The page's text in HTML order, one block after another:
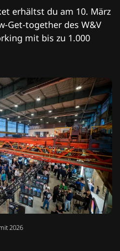
2026
erhältst du am 10. März
Get-together des W&V
mit bis zu 1.000